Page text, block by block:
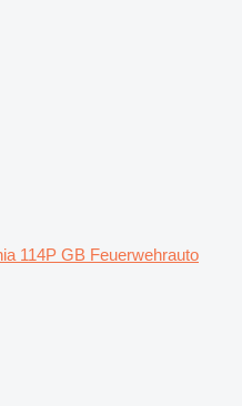
114P GB Feuerwehrauto